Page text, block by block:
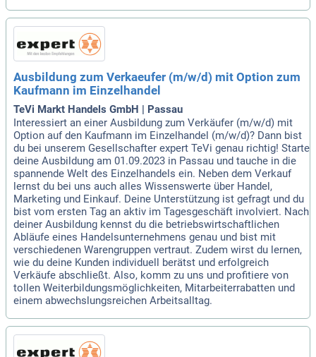
Ausbildung zum Verkaeufer (m/w/d) mit Option zum
Kaufmann im Einzelhandel
TeVi Markt Handels GmbH | Passau
Interessiert an einer Ausbildung zum Verkäufer (m/w/d) mit
Option auf den Kaufmann im Einzelhandel (m/w/d)? Dann bist
du bei unserem Gesellschafter expert TeVi genau richtig! Starte
deine Ausbildung am 01.09.2023 in Passau und tauche in die
spannende Welt des Einzelhandels ein. Neben dem Verkauf
lernst du bei uns auch alles Wissenswerte über Handel,
Marketing und Einkauf. Deine Unterstützung ist gefragt und du
bist vom ersten Tag an aktiv im Tagesgeschäft involviert. Nach
deiner Ausbildung kennst du die betriebswirtschaftlichen
Abläufe eines Handelsunternehmens genau und bist mit
verschiedenen Warengruppen vertraut. Zudem wirst du lernen,
wie du deine Kunden individuell berätst und erfolgreich
Verkäufe abschließt. Also, komm zu uns und profitiere von
tollen Weiterbildungsmöglichkeiten, Mitarbeiterrabatten und
einem abwechslungsreichen Arbeitsalltag.